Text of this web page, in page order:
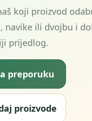
koji proizvod
navike ili dvojbu i
prijedlog.
preporuku
proizvode